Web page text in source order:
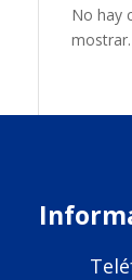
No hay
mostrar.